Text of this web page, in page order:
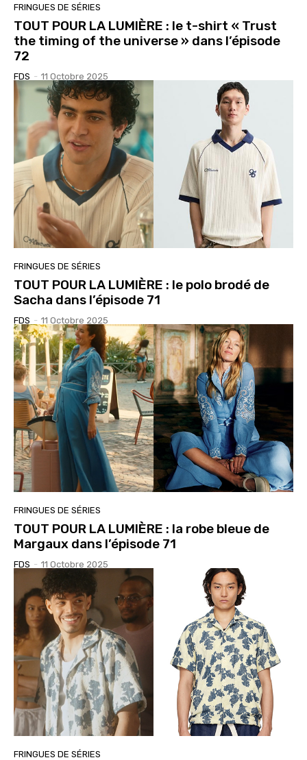
FRINGUES DE SÉRIES
TOUT POUR LA LUMIÈRE : le t-shirt « Trust
the timing of the universe » dans l’épisode
72
FDS - 11 Octobre 2025
FRINGUES DE SÉRIES
TOUT POUR LA LUMIÈRE : le polo brodé de
Sacha dans l’épisode 71
FDS - 11 Octobre 2025
FRINGUES DE SÉRIES
TOUT POUR LA LUMIÈRE : la robe bleue de
Margaux dans l’épisode 71
FDS - 11 Octobre 2025
FRINGUES DE SÉRIES